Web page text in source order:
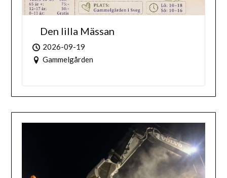
Den lilla Mässan
2026-09-19
Gammelgården